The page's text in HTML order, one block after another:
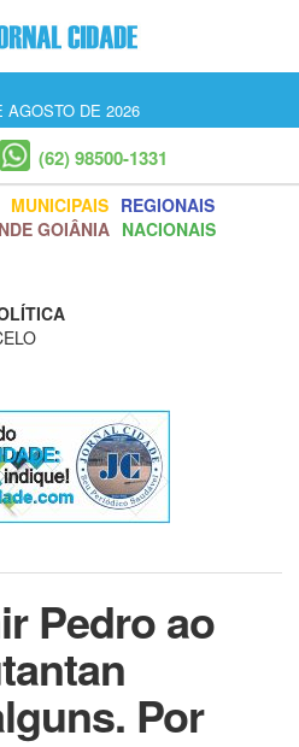
AGOSTO DE 2026
(62) 98500-1331
MUNICIPAIS REGIONAIS
GOIÂNIA NACIONAIS
Pedro ao
Por